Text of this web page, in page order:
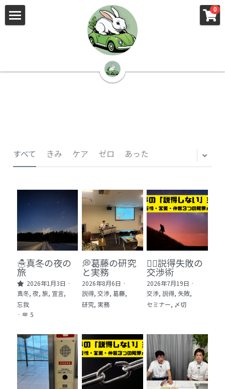
0
🌳株式会社 kibi🦉（トップ）
📰kibi log（ブログ）
🏢会社概要・プライバシーポリシー・プロフィ
📸Who am I?（プロフィール）
🏙️社員が防ぐ不正と犯罪
🙌自傷・他害・パニックは防げますか？
🏫社会福祉法人ぐらんま
🛒Learn More!（商品）
❓FAQ
📮ASK（無料読者登録 or 無料お問い合わせ）
📚 100冊の「本は飲み物」index
1 クレーム・犯罪・説得交渉 23冊
ログイン/ 登録
検索
すべて きみ ケア ゼロ あった
☃️真冬の夜の
旅
2026年1月3日 ·
真冬, 夜, 旅, 宣言,
忘我
·
5
💭葛藤の研究
と実務
2026年8月6日 ·
説得, 交渉, 葛藤,
研究, 実務
🕵️‍♂️説得失敗の
交渉術
2026年7月19日 ·
交渉, 説得, 失敗,
セミナー, 〆切
×
ストアカテゴリー
すべてのカテゴリー
×
ブログカテゴリー